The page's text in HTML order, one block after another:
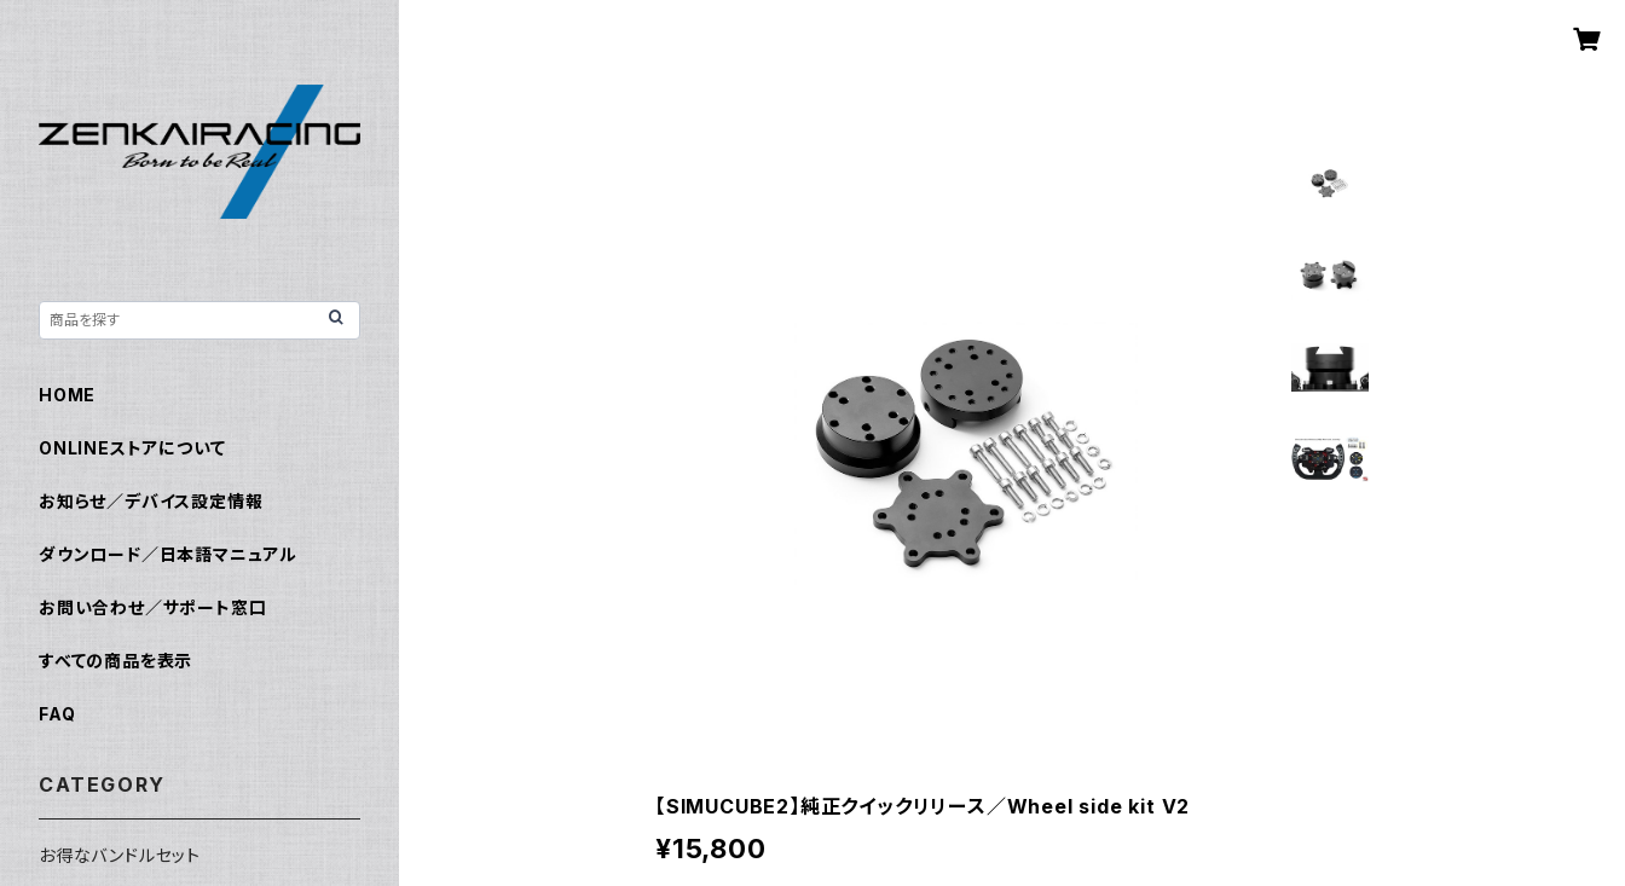
【SIMUCUBE2】純正クイックリリース／Wheel side kit V2
¥15,800
HOME
ONLINEストアについて
お知らせ／デバイス設定情報
ダウンロード／日本語マニュアル
お問い合わせ／サポート窓口
すべての商品を表示
FAQ
CATEGORY
お得なバンドルセット